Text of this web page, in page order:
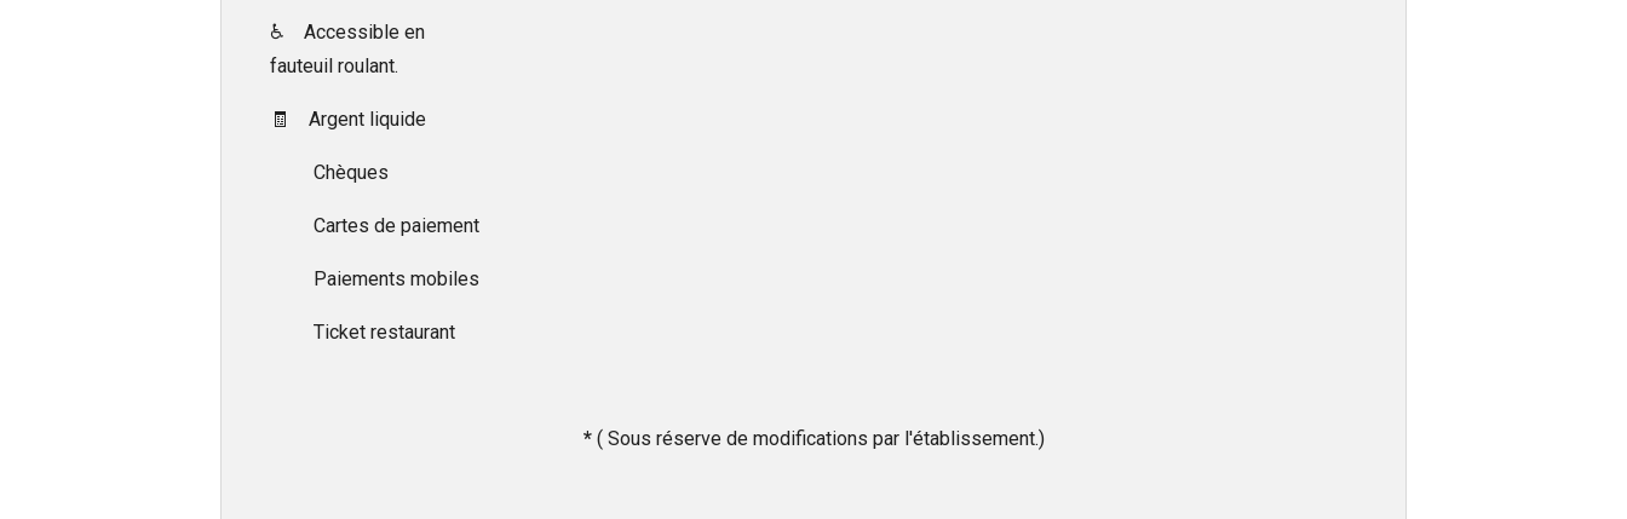
♿ Accessible en
fauteuil roulant.
🧾 Argent liquide
Chèques
Cartes de paiement
Paiements mobiles
Ticket restaurant
*( Sous réserve de modifications par l'établissement.)